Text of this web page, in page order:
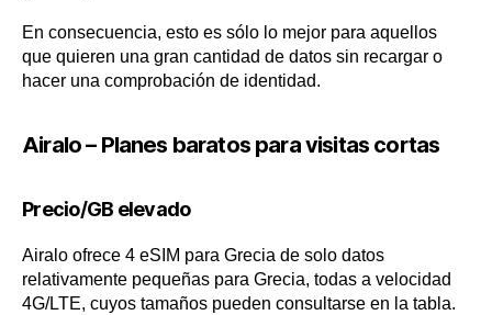
En consecuencia, esto es sólo lo mejor para aquellos
que quieren una gran cantidad de datos sin recargar o
hacer una comprobación de identidad.
Airalo – Planes baratos para visitas cortas
Precio/GB elevado
Airalo ofrece 4 eSIM para Grecia de solo datos
relativamente pequeñas para Grecia, todas a velocidad
4G/LTE, cuyos tamaños pueden consultarse en la tabla.